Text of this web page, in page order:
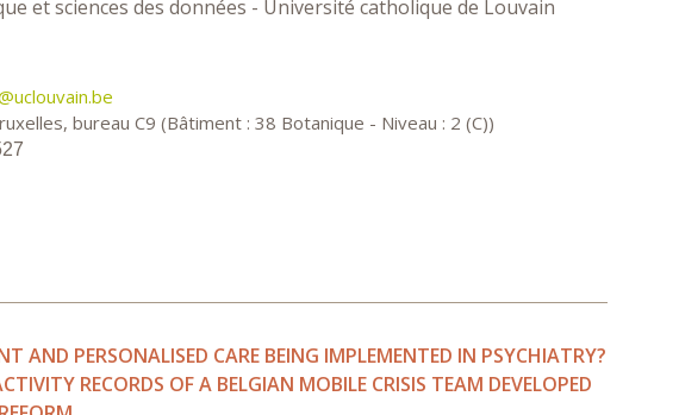
et sciences des données - Université catholique de Louvain
bureau C9 (Bâtiment : 38 Botanique - Niveau : 2 (C))
AND PERSONALISED CARE BEING IMPLEMENTED IN PSYCHIATRY?
RECORDS OF A BELGIAN MOBILE CRISIS TEAM DEVELOPED